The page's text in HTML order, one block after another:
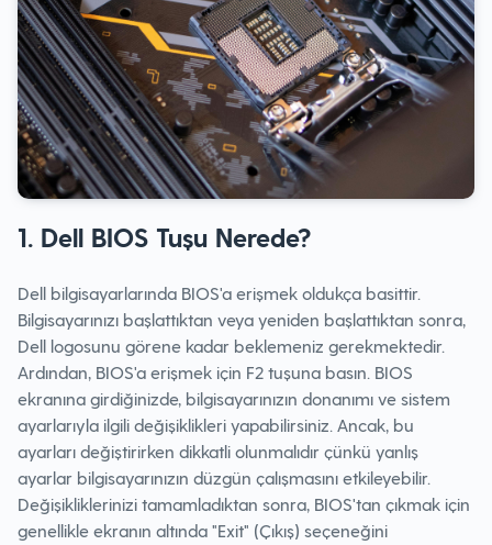
1. Dell BIOS Tuşu Nerede?
Dell bilgisayarlarında BIOS'a erişmek oldukça basittir.
Bilgisayarınızı başlattıktan veya yeniden başlattıktan sonra,
Dell logosunu görene kadar beklemeniz gerekmektedir.
Ardından, BIOS'a erişmek için F2 tuşuna basın. BIOS
ekranına girdiğinizde, bilgisayarınızın donanımı ve sistem
ayarlarıyla ilgili değişiklikleri yapabilirsiniz. Ancak, bu
ayarları değiştirirken dikkatli olunmalıdır çünkü yanlış
ayarlar bilgisayarınızın düzgün çalışmasını etkileyebilir.
Değişikliklerinizi tamamladıktan sonra, BIOS'tan çıkmak için
genellikle ekranın altında "Exit" (Çıkış) seçeneğini